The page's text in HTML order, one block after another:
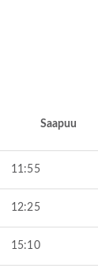
Saapuu
11:55
12:25
15:10